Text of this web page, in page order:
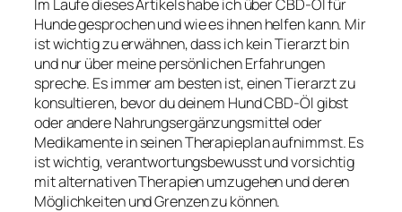
Im Laufe dieses Artikels habe ich über CBD-Öl für
Hunde gesprochen und wie es ihnen helfen kann. Mir
ist wichtig zu erwähnen, dass ich kein Tierarzt bin
und nur über meine persönlichen Erfahrungen
spreche. Es immer am besten ist, einen Tierarzt zu
konsultieren, bevor du deinem Hund CBD-Öl gibst
oder andere Nahrungsergänzungsmittel oder
Medikamente in seinen Therapieplan aufnimmst. Es
ist wichtig, verantwortungsbewusst und vorsichtig
mit alternativen Therapien umzugehen und deren
Möglichkeiten und Grenzen zu können.